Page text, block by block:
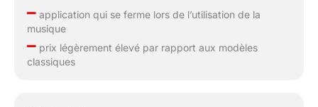
–application qui se ferme lors de l’utilisation de la
musique
–prix légèrement élevé par rapport aux modèles
classiques